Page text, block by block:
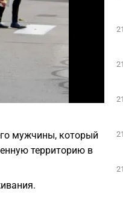
Sassoni/Flash90
мужчины, который
территорию в